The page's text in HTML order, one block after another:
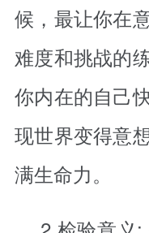
候，最让你在
难度和挑战的
你内在的自己
现世界变得意
满生命力。